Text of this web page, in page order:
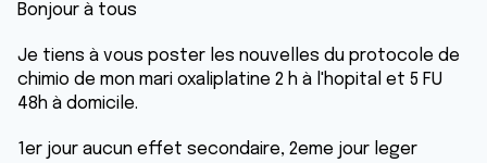
Bonjour à tous
Je tiens à vous poster les nouvelles du protocole de
chimio de mon mari oxaliplatine 2 h à l'hopital et 5 FU
48h à domicile.
1er jour aucun effet secondaire, 2eme jour leger